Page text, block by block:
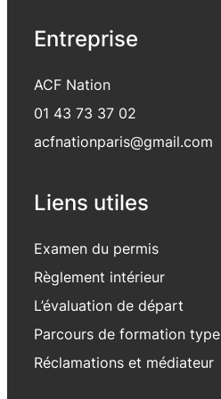
Entreprise
ACF Nation
01 43 73 37 02
acfnationparis@gmail.com
Liens utiles
Examen du permis
Règlement intérieur
L’évaluation de départ
Parcours de formation type
Réclamations et médiateur